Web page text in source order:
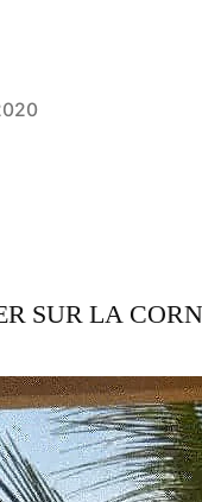
SUR LA